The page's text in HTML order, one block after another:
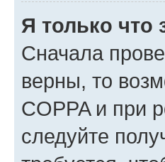
Я только что
Сначала
верны, то
COPPA и при
следуйте